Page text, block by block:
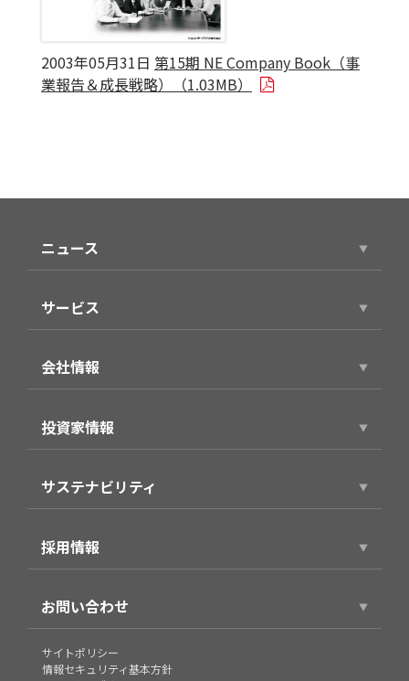
2003年05月31日 第15期 NE Company Book（事
業報告＆成長戦略）（1.03MB）
ニュース
サービス
スマホアプリ（個人向け）
製品・サービス（法人向け）
事例紹介
会社情報
代表ごあいさつ
役員プロフィール
企業理念・パーパス
会社概要
沿革
グループ
投資家情報
経営方針
財務業績情報
株式情報
IRライブラリ
個人投資家の皆様へ
IRカレンダー
サステナビリティ
環境
社会
企業統治
採用情報
新卒採用
キャリア採用
お問い合わせ
お問い合わせ
サイトポリシー
情報セキュリティ基本方針